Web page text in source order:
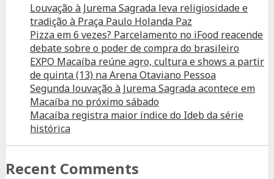
Louvação à Jurema Sagrada leva religiosidade e
tradição à Praça Paulo Holanda Paz
Pizza em 6 vezes? Parcelamento no iFood reacende
debate sobre o poder de compra do brasileiro
EXPO Macaíba reúne agro, cultura e shows a partir
de quinta (13) na Arena Otaviano Pessoa
Segunda louvação à Jurema Sagrada acontece em
Macaíba no próximo sábado
Macaíba registra maior índice do Ideb da série
histórica
Recent Comments